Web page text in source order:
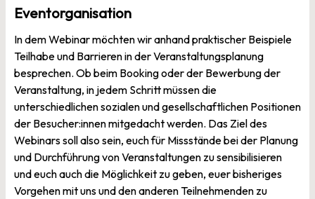
Eventorganisation
In dem Webinar möchten wir anhand praktischer Beispiele
Teilhabe und Barrieren in der Veranstaltungsplanung
besprechen. Ob beim Booking oder der Bewerbung der
Veranstaltung, in jedem Schritt müssen die
unterschiedlichen sozialen und gesellschaftlichen Positionen
der Besucher:innen mitgedacht werden. Das Ziel des
Webinars soll also sein, euch für Missstände bei der Planung
und Durchführung von Veranstaltungen zu sensibilisieren
und euch auch die Möglichkeit zu geben, euer bisheriges
Vorgehen mit uns und den anderen Teilnehmenden zu